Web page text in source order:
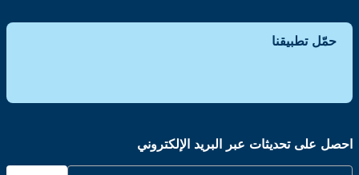
حمّل تطبيقنا
احصل على تحديثات عبر البريد الإلكتروني